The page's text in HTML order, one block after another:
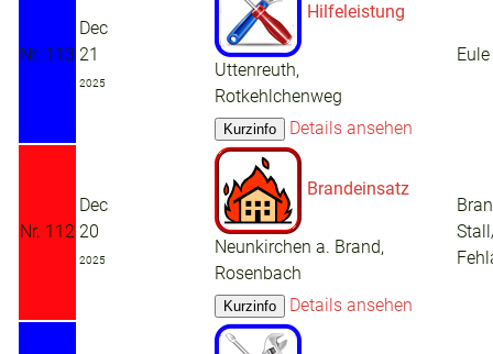
Nr. 113
Dec
21
2025
Hilfeleistung
Uttenreuth,
Rotkehlchenweg
Details ansehen
Nr. 112
Dec
20
2025
Brandeinsatz
Neunkirchen a. Brand,
Rosenbach
Details ansehen